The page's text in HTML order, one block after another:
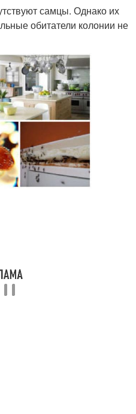
самцы. Однако их
обитатели колонии не